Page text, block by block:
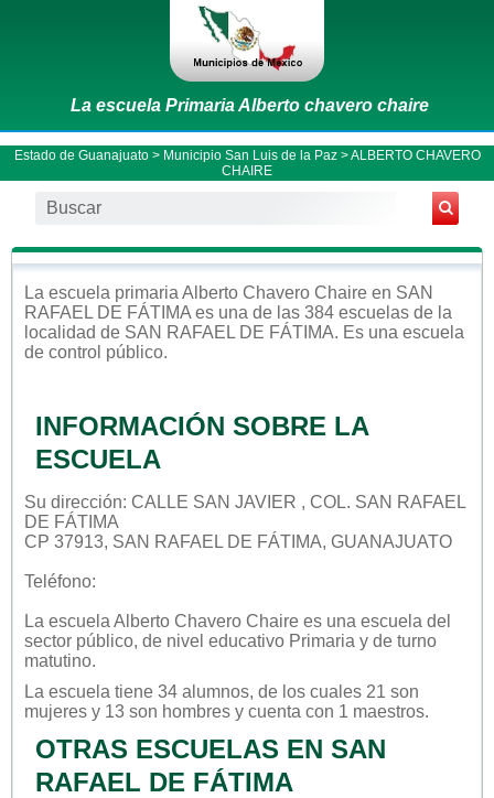
La escuela Primaria Alberto chavero chaire
Estado de Guanajuato> Municipio San Luis de la Paz> ALBERTO CHAVERO
CHAIRE
La escuela primaria Alberto Chavero Chaire en SAN
RAFAEL DE FÁTIMA es una de las 384 escuelas de la
localidad de SAN RAFAEL DE FÁTIMA. Es una escuela
de control público.
INFORMACIÓN SOBRE LA
ESCUELA
Su dirección: CALLE SAN JAVIER , COL. SAN RAFAEL
DE FÁTIMA
CP 37913, SAN RAFAEL DE FÁTIMA, GUANAJUATO
Teléfono:
La escuela Alberto Chavero Chaire es una escuela del
sector público, de nivel educativo Primaria y de turno
matutino.
La escuela tiene 34 alumnos, de los cuales 21 son
mujeres y 13 son hombres y cuenta con 1 maestros.
OTRAS ESCUELAS EN SAN
RAFAEL DE FÁTIMA